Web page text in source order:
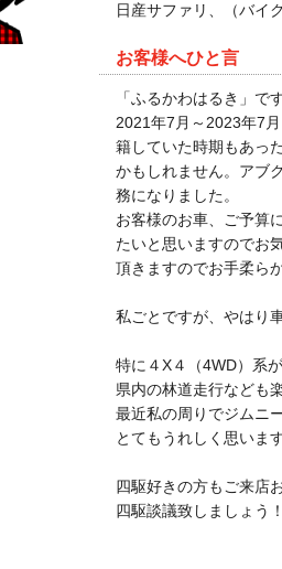
日産サファリ、（バイ
お客様へひと言
「ふるかわはるき」です
2021年7月～2023年7
籍していた時期もあっ
かもしれません。アブ
務になりました。
お客様のお車、ご予算
たいと思いますのでお
頂きますのでお手柔ら
私ごとですが、やはり
特に４X４（4WD）系
県内の林道走行なども
最近私の周りでジムニ
とてもうれしく思います
四駆好きの方もご来店
四駆談議致しましょう